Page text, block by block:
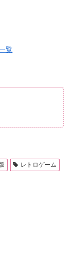
覧
レトロゲーム